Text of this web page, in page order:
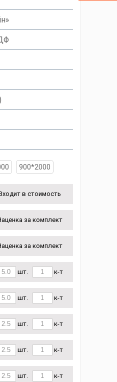
900*2000
в стоимость
за комплект
за комплект
шт. к-т
шт. к-т
шт. к-т
шт. к-т
шт. к-т